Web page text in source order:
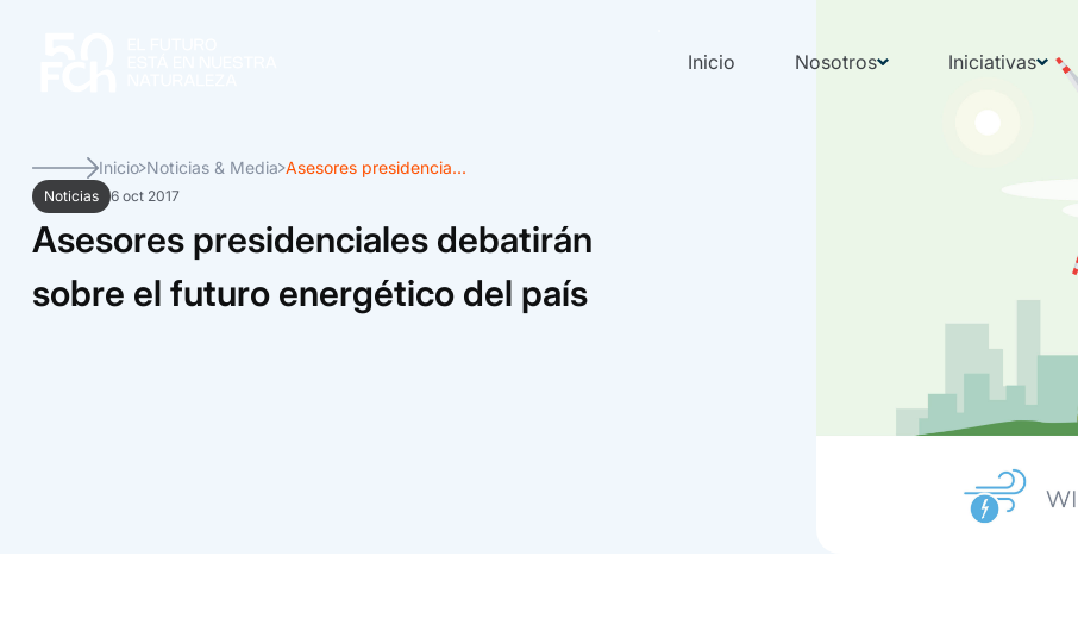
Inicio Nosotros Iniciativas
Inicio Noticias & Media Asesores presidencia...
Noticias 6 oct 2017
Asesores presidenciales debatirán
sobre el futuro energético del país